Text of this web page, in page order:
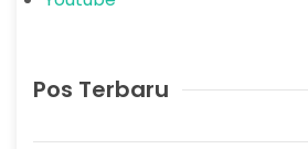
Pos Terbaru